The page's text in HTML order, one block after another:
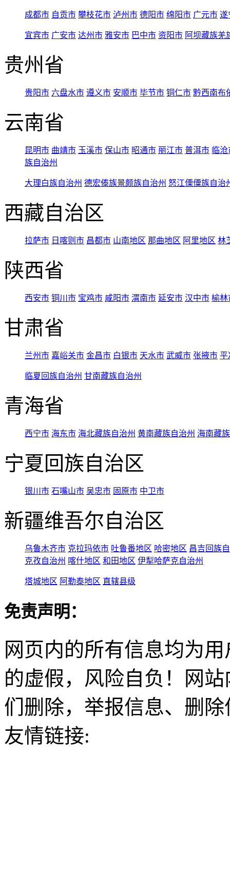
成都市 自贡市 攀枝花市 泸州市 德阳市 绵阳市 广元市 遂
宜宾市 广安市 达州市 雅安市 巴中市 资阳市 阿坝藏族羌
贵州省
贵阳市 六盘水市 遵义市 安顺市 毕节市 铜仁市 黔西南布
云南省
昆明市 曲靖市 玉溪市 保山市 昭通市 丽江市 普洱市 临
族自治州
大理白族自治州 德宏傣族景颇族自治州 怒江傈僳族自治
西藏自治区
拉萨市 日喀则市 昌都市 山南地区 那曲地区 阿里地区 林
陕西省
西安市 铜川市 宝鸡市 咸阳市 渭南市 延安市 汉中市 榆林
甘肃省
兰州市 嘉峪关市 金昌市 白银市 天水市 武威市 张掖市 平
临夏回族自治州 甘南藏族自治州
青海省
西宁市 海东市 海北藏族自治州 黄南藏族自治州 海南藏
宁夏回族自治区
银川市 石嘴山市 吴忠市 固原市 中卫市
新疆维吾尔自治区
乌鲁木齐市 克拉玛依市 吐鲁番地区 哈密地区 昌吉回族
克孜自治州 喀什地区 和田地区 伊犁哈萨克自治州
塔城地区 阿勒泰地区 直辖县级
免责声明：
网页内的所有信息均为
的虚假，风险自负！网
们删除，举报信息、删
友情链接: